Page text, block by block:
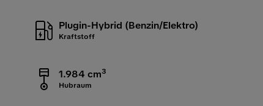
Plugin-Hybrid (Benzin/Elektro)
Kraftstoff
1.984 cm3
Hubraum